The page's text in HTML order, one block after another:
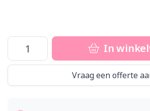
In
Vraag een offerte